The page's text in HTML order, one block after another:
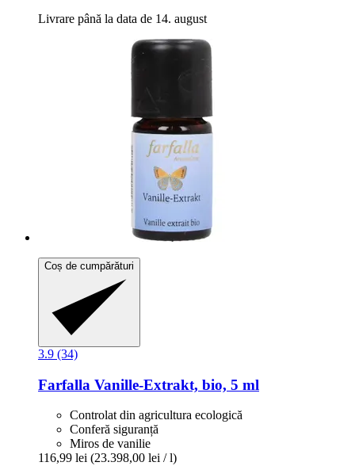
Livrare până la data de 14. august
Coș de cumpărături
3.9 (34)
Farfalla Vanille-​Extrakt, bio, 5 ml
Controlat din agricultura ecologică
Conferă siguranță
Miros de vanilie
116,99 lei (23.398,00 lei / l)